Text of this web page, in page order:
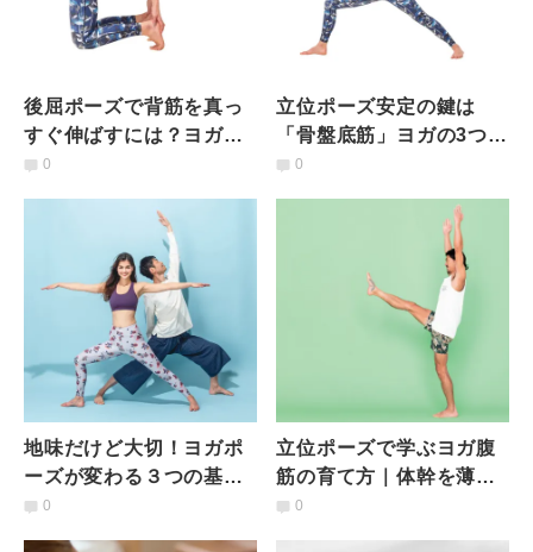
後屈ポーズで背筋を真っ
すぐ伸ばすには？ヨガの3
つの基本をおさえよう
0
立位ポーズ安定の鍵は
「骨盤底筋」ヨガの3つの
基本を実践しよう
0
地味だけど大切！ヨガポ
ーズが変わる３つの基本
を実践しよう
0
立位ポーズで学ぶヨガ腹
筋の育て方｜体幹を薄く
伸ばして使う方法
0